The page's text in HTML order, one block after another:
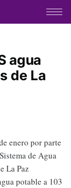
agua
de La
enero por parte
de Agua
La Paz
potable a 103